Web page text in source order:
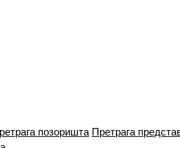
позоришта Претрага